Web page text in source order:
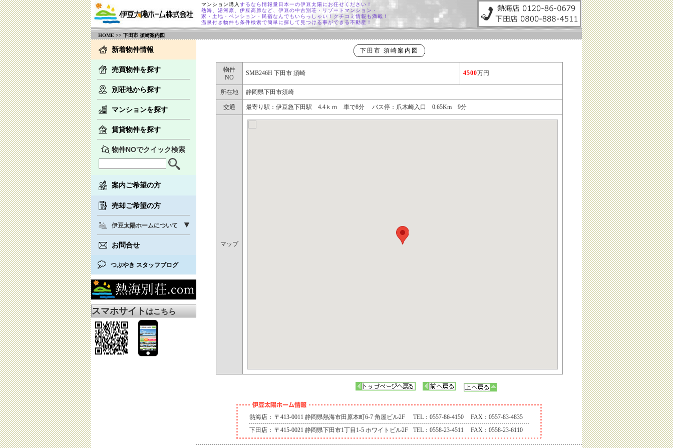
マンション購入 するなら情報量日本一の伊豆太陽にお任せください！
熱海、湯河原、伊豆高原など、伊豆の中古別荘・リゾートマンション・
家・土地・ペンション・民宿なんでもいらっしゃい！クチコミ情報も満載！
温泉付き物件も条件検索で簡単に探して見つける事ができる不動産！
HOME >> 下田市 須崎案内図
新着物件情報
売買物件を探す
別荘地から探す
マンションを探す
賃貸物件を探す
物件NOでクイック検索
案内ご希望の方
売却ご希望の方
伊豆太陽ホームについて
お問合せ
つぶやき スタッフブログ
スマホサイトはこちら
下田市 須崎案内図
物件
NO
SMB246H 下田市 須崎 4500万円
所在地 静岡県下田市須崎
交通 最寄り駅：伊豆急下田駅 4.4ｋｍ 車で8分 バス停：爪木崎入口 0.65Km 9分
マップ
熱海店： 〒413-0011 静岡県熱海市田原本町6-7 角屋ビル2F TEL：0557-86-4150
FAX：0557-83-4835
下田店： 〒415-0021 静岡県下田市1丁目1-5 ホワイトビル2F TEL：0558-23-4511 FAX：0558-23-6110